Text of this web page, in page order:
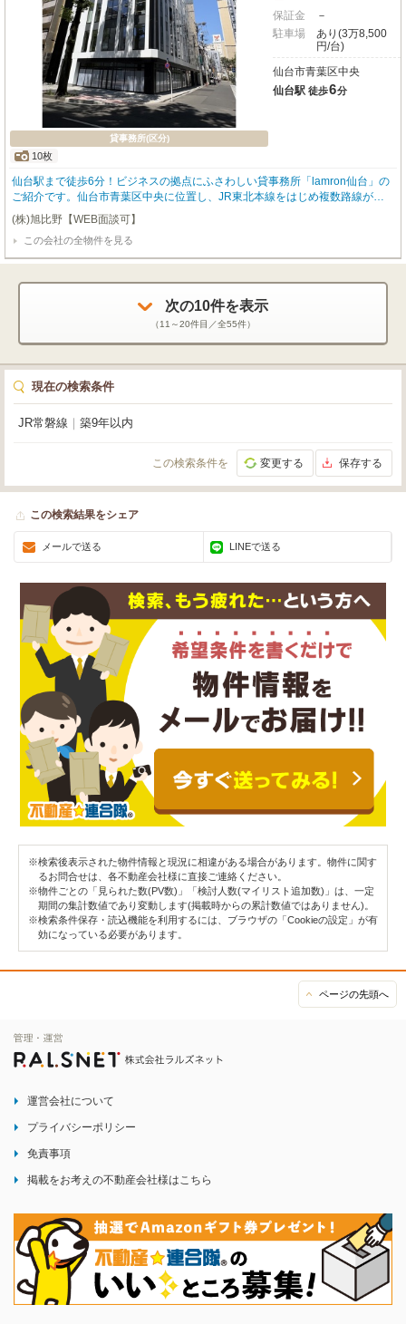
貸事務所(区分)
10枚
保証金
－
駐車場
あり(3万8,500
円/台)
仙台市青葉区中央
仙台駅 徒歩6分
仙台駅まで徒歩6分！ビジネスの拠点にふさわしい貸事務所「lamron仙台」の
ご紹介です。仙台市青葉区中央に位置し、JR東北本線をはじめ複数路線が利
用できる仙台駅からのアクセスは大変良好。周辺にはコンビニや銀行、郵便
局、ドラッグストアが揃い、日々の業務をスムーズにサポートする環境が整っ
ています。広々とした専有面積127.24㎡の3階部分。OAフロア完備で快適なオ
フィス環境を実現します。個別空調で温度調整も自由自在、24時間セキュリテ
イレ（共用部）も備わり、機能性も兼ね備えています。・分割貸し可能。・契
約形態 ：定期借家契約5年・解約不可期間：3年・ 床荷重：500㎏/㎡・駐車場
は普通車38,500円（税込）、ハイルーフ車は44,000円（税込）申込の審査に
(株)旭比野【WEB面談可】
この会社の全物件を見る
次の10件を表示
（11～20件目／全55件）
現在の検索条件
JR常磐線 築9年以内
この検索条件を 変更する 保存する
この検索結果をシェア
メールで送る LINEで送る
※検索後表示された物件情報と現況に相違がある場合があります。物件に関す
るお問合せは、各不動産会社様に直接ご連絡ください。
※物件ごとの「見られた数(PV数)」「検討人数(マイリスト追加数)」は、一定
期間の集計数値であり変動します(掲載時からの累計数値ではありません)。
※検索条件保存・読込機能を利用するには、ブラウザの「Cookieの設定」が有
効になっている必要があります。
ページの先頭へ
運営会社について
プライバシーポリシー
免責事項
掲載をお考えの不動産会社様はこちら